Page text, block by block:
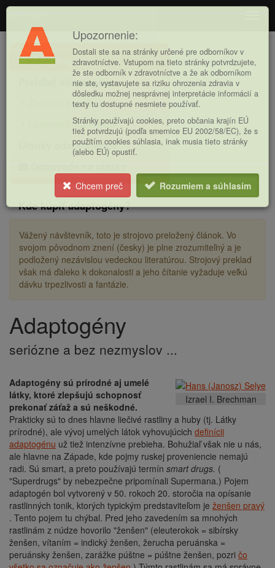
Adaptogény
Hlavná
ponukaAdaptogény
Prehľad adaptogénov
Ženšen pravý
Lesklokôrka lesklá
Účinky adaptogénov
Odpovede na otázky
Kde kúpiť adaptogény?
Vážený návštevník, toto je strojovo preložený článok. Vo
svojom pôvodnom znení (česky) je plne zrozumiteľný a je
podložený nezávislou vedeckou literatúrou. Strojový preklad
však má ďaleko k dokonalosti a jeho čítanie vyžaduje veľkú
dávku trpezlivosti a fantázie.
Adaptogény
seriózne a bez nezmyslov ...
Izrael I. Brechman
Adaptogény sú prírodné aj umelé
látky, ktoré zlepšujú schopnosť
prekonať záťaž a sú neškodné.
Prakticky sú to dnes hlavne liečivé rastliny a huby (tj. Látky
prírodné), ale vývoj umelých látok vyhovujúcich definícii
adaptogénu už tiež intenzívne prebieha. Bohužiaľ však nie u nás,
ale hlavne na Západe, kde pojmy ruskej proveniencie nemajú
radi. Sú smart, a preto používajú termín smart drugs. (
"Superdrugs" by nebezpečne pripomínali Supermana.) Pojem
adaptogén bol vytvorený v 50. rokoch 20. storočia na opísanie
rastlinných tonik, ktorých typickým predstaviteľom je ženšen pravý
. Tento pojem tu chýbal. Pred jeho zavedením sa mnohých
rastlinám z núdze hovorilo "ženšen" (eleuterokok = sibírsky
ženšen, vítaním = indický ženšen, žerucha peruánska =
peruánsky ženšen, zarážke púštne = púštne ženšen, pozri čo
Upozornenie:
Dostali ste sa na stránky určené pre odborníkov v
zdravotníctve. Vstupom na tieto stránky potvrdzujete,
že ste odborník v zdravotníctve a že ak odborníkom
nie ste, vystavujete sa riziku ohrozenia zdravia v
dôsledku možnej nesprávnej interpretácie informácií a
texty tu dostupné nesmiete používať.
Stránky používajú cookies, preto občania krajín EÚ
tiež potvrdzujú (podľa smernice EU 2002/58/EC), že s
použitím cookies súhlasia, inak musia tieto stránky
(alebo EÚ) opustiť.
Chcem preč Rozumiem a súhlasím